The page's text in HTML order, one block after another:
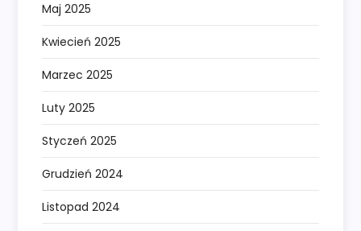
Maj 2025
Kwiecień 2025
Marzec 2025
Luty 2025
Styczeń 2025
Grudzień 2024
Listopad 2024